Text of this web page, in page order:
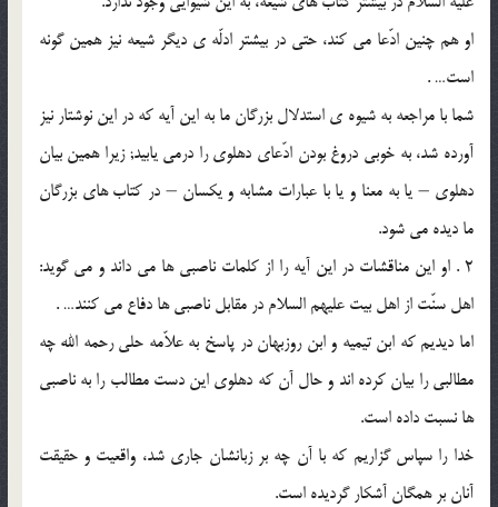
او هم چنین ادّعا مى کند، حتى در بیشتر ادلّه ی دیگر شیعه نیز همین گونه
است… .
شما با مراجعه به شیوه ی استدلال بزرگان ما به این آیه که در این نوشتار نیز
آورده شد، به خوبى دروغ بودن ادّعاى دهلوى را درمى یابید; زیرا همین بیان
دهلوى – یا به معنا و یا با عبارات مشابه و یکسان – در کتاب هاى بزرگان
ما دیده مى شود.
2 . او این مناقشات در این آیه را از کلمات ناصبى ها مى داند و مى گوید:
اهل سنّت از اهل بیت علیهم السلام در مقابل ناصبى ها دفاع مى کنند… .
اما دیدیم که ابن تیمیه و ابن روزبهان در پاسخ به علاّمه حلى رحمه الله چه
مطالبى را بیان کرده اند و حال آن که دهلوى این دست مطالب را به ناصبى
ها نسبت داده است.
خدا را سپاس گزاریم که با آن چه بر زبانشان جارى شد، واقعیت و حقیقت
آنان بر همگان آشکار گردیده است.